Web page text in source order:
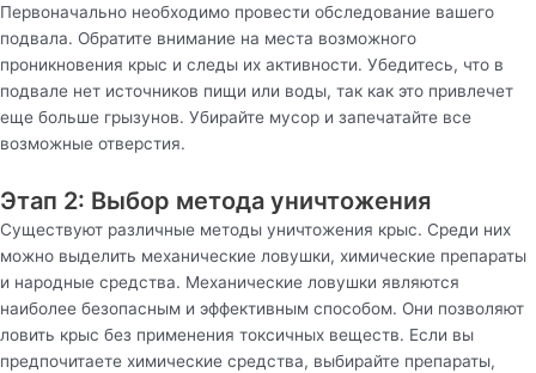
Первоначально необходимо провести обследование вашего
подвала. Обратите внимание на места возможного
проникновения крыс и следы их активности. Убедитесь, что в
подвале нет источников пищи или воды, так как это привлечет
еще больше грызунов. Убирайте мусор и запечатайте все
возможные отверстия.
Этап 2: Выбор метода уничтожения
Существуют различные методы уничтожения крыс. Среди них
можно выделить механические ловушки, химические препараты
и народные средства. Механические ловушки являются
наиболее безопасным и эффективным способом. Они позволяют
ловить крыс без применения токсичных веществ. Если вы
предпочитаете химические средства, выбирайте препараты,